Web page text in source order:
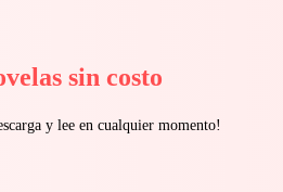
sin costo
y lee en cualquier momento!